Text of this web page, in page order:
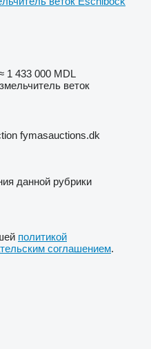
1 433 000 MDL
веток
fymasauctions.dk
данной рубрики
политикой
соглашением.